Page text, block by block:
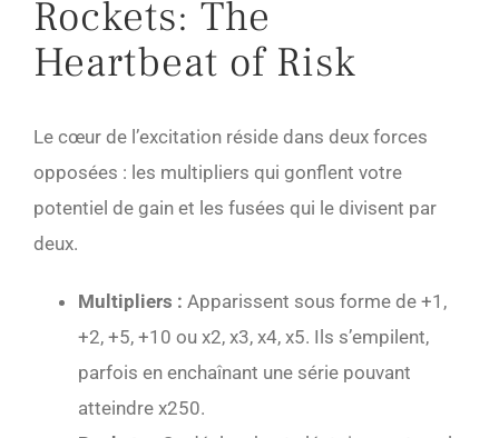
Rockets: The
Heartbeat of Risk
Le cœur de l’excitation réside dans deux forces
opposées : les multipliers qui gonflent votre
potentiel de gain et les fusées qui le divisent par
deux.
Multipliers : Apparissent sous forme de +1,
+2, +5, +10 ou x2, x3, x4, x5. Ils s’empilent,
parfois en enchaînant une série pouvant
atteindre x250.